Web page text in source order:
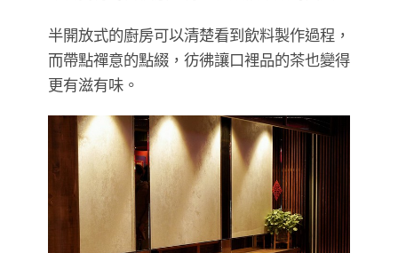
半開放式的廚房可以清楚看到飲料製作過程，
而帶點禪意的點綴，彷彿讓口裡品的茶也變得
更有滋有味。